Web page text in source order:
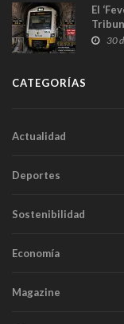
El
30
CATEGORÍAS
Actualidad
Deportes
Sostenibilidad
Economía
Magazine